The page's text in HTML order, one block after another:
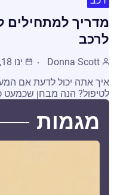
מדריך למתחילים
לרכב
Donna Scott
ינו 18, 2020
איך אתה יכול לדעת אם
לטיפול? הנה מבחן שכמעט
מגמות